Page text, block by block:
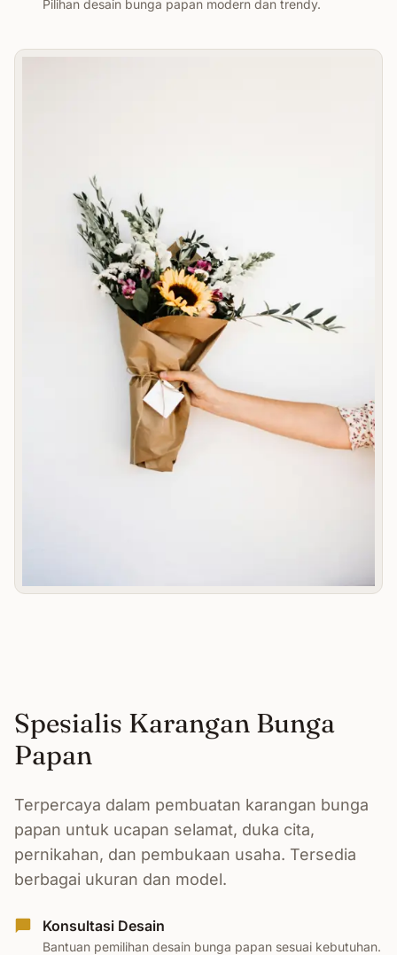
Pilihan desain bunga papan modern dan trendy.
Spesialis Karangan Bunga
Papan
Terpercaya dalam pembuatan karangan bunga
papan untuk ucapan selamat, duka cita,
pernikahan, dan pembukaan usaha. Tersedia
berbagai ukuran dan model.
Konsultasi Desain
Bantuan pemilihan desain bunga papan sesuai kebutuhan.